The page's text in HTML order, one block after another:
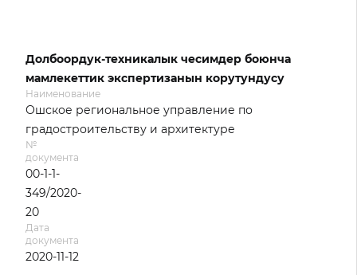
Долбоордук-техникалык чесимдер боюнча
мамлекеттик экспертизанын корутундусу
Наименование
Ошское региональное управление по
градостроительству и архитектуре
№
документа
00-1-1-
349/2020-
20
Дата
документа
2020-11-12